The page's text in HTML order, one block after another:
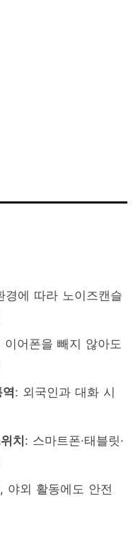
경에 따라 노이즈캔슬
이어폰을 빼지 않아도
: 외국인과 대화 시
치 : 스마트폰·태블릿·
야외 활동에도 안전